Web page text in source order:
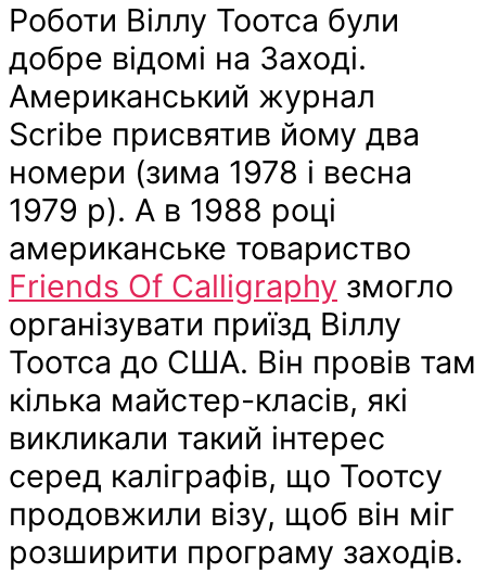
Роботи Віллу Тоотса були
добре відомі на Заході.
Американський журнал
Scribe присвятив йому два
номери (зима 1978 і весна
1979 р). А в 1988 році
американське товариство
Friends Of Calligraphy змогло
організувати приїзд Віллу
Тоотса до США. Він провів там
кілька майстер-класів, які
викликали такий інтерес
серед каліграфів, що Тоотсу
продовжили візу, щоб він міг
розширити програму заходів.